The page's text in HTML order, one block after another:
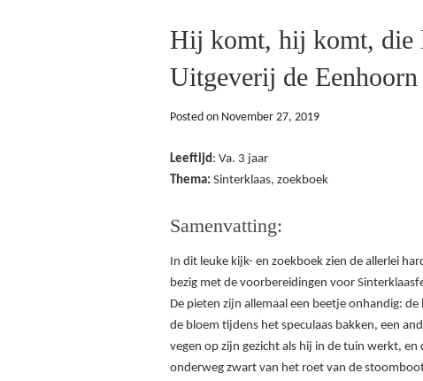
Hij komt, hij komt, die
Uitgeverij de Eenhoorn
Posted on November 27, 2019
Leeftijd: Va. 3 jaar
Thema: Sinterklaas, zoekboek
Samenvatting:
In dit leuke kijk- en zoekboek zien de allerlei
bezig met de voorbereidingen voor
De pieten zijn allemaal een beetje onhandig:
de bloem tijdens het speculaas bakken, een
vegen op zijn gezicht als hij in de tuin werkt,
onderweg zwart van het roet van de